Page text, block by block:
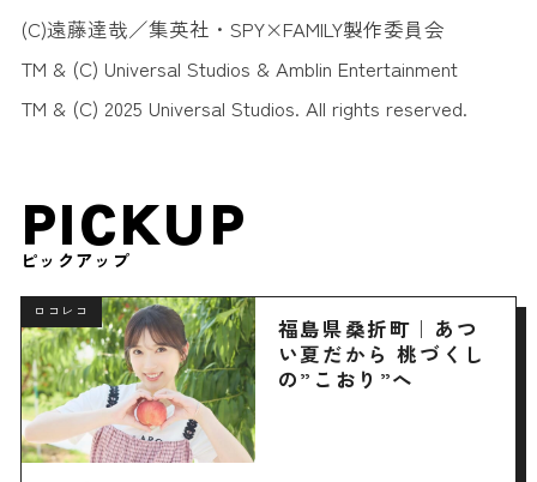
(C)遠藤達哉／集英社・SPY×FAMILY製作委員会
TM & (C) Universal Studios & Amblin Entertainment
TM & (C) 2025 Universal Studios. All rights reserved.
PICKUP
ピックアップ
ロコレコ
福島県桑折町｜あつ
い夏だから 桃づくし
の”こおり”へ